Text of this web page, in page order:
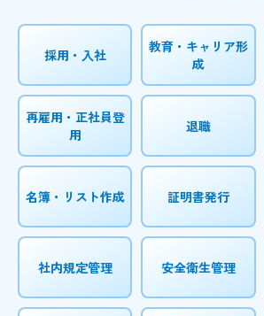
採用・入社
教育・キャリア形
成
再雇用・正社員登
用
退職
名簿・リスト作成 証明書発行
社内規定管理 安全衛生管理